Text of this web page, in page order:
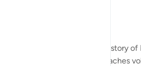
There is a moment in the story
upon him) that quietly teaches